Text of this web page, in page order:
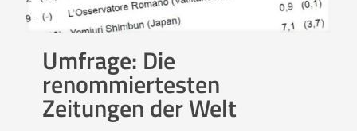
Umfrage: Die
renommiertesten
Zeitungen der Welt